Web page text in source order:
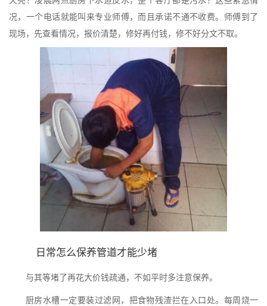
况，一个电话就能叫来专业师傅，而且承诺不通不收费。师傅到了
现场，先查看情况，报价清楚，修好再付钱，修不好分文不取。
日常怎么保养管道才能少堵
与其等堵了再花大价钱疏通，不如平时多注意保养。
厨房水槽一定要装过滤网，把食物残渣拦在入口处。每周烧一